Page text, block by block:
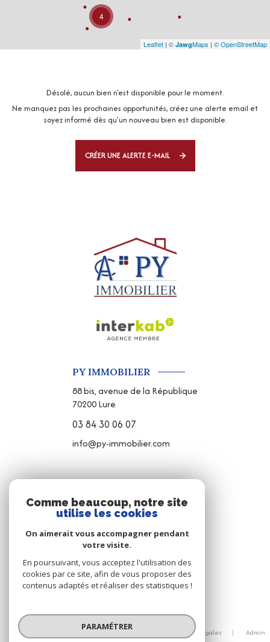
4
Leaflet | © JawgMaps | © OpenStreetMap
Désolé, aucun bien n'est disponible pour le moment.
Ne manquez pas les prochaines opportunités, créez une alerte email et
soyez informé dès qu'un nouveau bien est disponible.
CRÉER UNE ALERTE E-MAIL
PY IMMOBILIER
88 bis, avenue de la République
70200Lure
03 84 30 06 07
info@py-immobilier.com
NOUS SUIVRE
© 2026 | Tous droits réservés
Nos partenaires Mentions légales
Admin
Comme beaucoup, notre site
utilise les cookies
On aimerait vous accompagner pendant
votre visite.
En poursuivant, vous acceptez l'utilisation des
cookies par ce site, afin de vous proposer des
contenus adaptés et réaliser des statistiques !
PARAMÉTRER